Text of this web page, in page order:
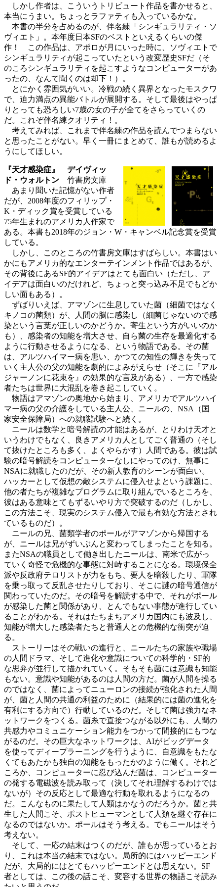
しかし作者は、こういうトリビュート作品を書かせると、
本当にうまい。ちょっとラファティも入っているかな。
本書の半分を占めるのが、伴名練「シンギュラリティ・ソ
ヴィエト」。本年度日本SFのベストといえるくらいの傑
作！ この作品は、アポロが月にいった時に、ソヴィエトで
シンギュラリティが起こっていたという改変歴史SFだ（そ
のころシンギュラリティを起こすようなコンピューターがあ
ったの、なんて聞くのは却下！）。
とにかく雰囲気がいい。冷戦の続く異界となったモスクワ
で、迫力満点の異能バトルが展開する。そして最後はやっぱ
りとっても恐ろしい7歳の女の子が全てをさらっていくの
だ。これぞ伴名練クオリティ！。
考えてみれば、これまで伴名練の作品を読んでつまらない
と思ったことがない。早く一冊にまとめて、誰もが読めるよ
うにしてほしい。
『天才感染症』 デイヴィッ
ド・ウォルトン 竹書房文庫
あまり聞いた記憶がない作者
だが、2008年度のフィリップ・
K・ディック賞を受賞している
75年生まれのアメリカ人作家で
ある。本書も2018年のジョン・W・キャンベル記念賞を受賞
している。
しかし、このところの竹書房文庫はすばらしい。本書はい
かにもアメリカ的なエンターテインメント作品ではあるが、
その背後にあるSF的アイデアはとても面白い（ただし、ア
イデアは面白いのだけれど、ちょっと突っ込み不足でもどか
しい面もある）。
ずばりいえば、アマゾンに生息していた菌（細菌ではなく
キノコの菌類）が、人間の脳に感染し（細菌じゃないので感
染という言葉が正しいのかどうか。寄生という方がいいのか
も）、感染者の知能を増大させ、自ら菌の生存を最適化する
ように行動させるようになる、という物語である。その菌
は、アルツハイマー病を患い、かつての知性の輝きを失って
いく主人公の父の知能を劇的によみがえらせ（そこに『アル
ジャーノンに花束を』の効果的な言及がある）、一方で感染
者たちは世界に大混乱を巻き起こしていく。
物語はアマゾンの奥地から始まり、アメリカでアルツハイ
マー病の父の介護をしている主人公、ニールの、NSA（国
家安全保障局）への就職試験へと続く。
ニールは数学と暗号解読の才能はあるが、とりわけ天才と
いうわけでもなく、良きアメリカ人としてごく普通の（そし
て抜けたところも多く、よくやらかす）人間である。彼は試
験の暗号解読をコンピューターなしにやってのけ、無事に
NSAに就職したのだが、その新人教育のシーンが面白い。
ハッカーとして仮想の敵システムに侵入せよという課題に、
他の者たちが複雑なプログラムに取り組んでいるところを、
彼はある意味とてもずるいやり方で突破するのだ（しかし、
この方法こそ、現実のシステム侵入で最も有効な方法とされ
ているものだ）。
ニールの兄、菌類学者のポールがアマゾンから帰国する
が、ニールは兄がずいぶんと変わってしまったことを知る。
またNSAの職員として働き出したニールは、南米で広がっ
ていく奇怪で危機的な事態に対峙することになる。環境保全
派や反政府テロリストが力をもち、要人を暗殺したり、軍隊
を乗っ取って反乱させたりしており、そこに謎の暗号通信が
関わっていたのだ。その暗号を解読する中で、それがポール
が感染した菌と関係があり、とんでもない事態が進行してい
ることがわかる。それはたちまちアメリカ国内にも波及し、
知能が増大した感染者たちと普通人との危機的な衝突が迫
る。
ストーリーはその戦いの進行と、ニールたちの家族や職場
の人間ドラマ、そして進化や意識についての科学的・SF的
な思弁が並行して描かれていく。そもそも菌には意識も知能
もない。意識や知能があるのは人間の方だ。菌が人間を操る
のではなく、菌によってニューロンの接続が強化された人間
が、菌と人間の共通の利益のために（結果的には菌の進化を
有利にする方向で）行動しているのだ。そして菌は強力なネ
ットワークをつくる。菌糸で直接つながる以外にも、人間の
共感力やコミュニケーション能力をつかって間接的にもつな
がるのだ。その巨大なネットワークは、AIがビッグデータ
を使ってディープラーニングを行うように、自意識をもたな
くてもあたかも独自の知能をもったかのように働く。それど
ころか、コンピューターに忍び込んだ菌は、コンピューター
の発する電磁波を読み取って（決してそれ理解するわけでは
ないが）その反応として最適な行動を取れるようになるの
だ。こんなものに果たして人類はかなうのだろうか。菌と共
生した人間こそ、ポストヒューマンとして人類を継ぐ存在に
なるのではないか。ポールはそう考える。でもニールはそう
考えない。
そして、一応の結末はつくのだが、誰もが思っているとお
り、これは本当の結末ではない。局所的にはハッピーエンド
だが、大局的にはとてもハッピーエンドとは思えない。SF
者としては、この後の話こそ、変容する世界の物語こそ読み